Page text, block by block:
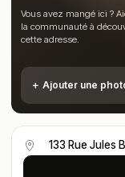
Vous avez mangé ici ?
la communauté à
cette adresse.
＋ Ajouter une
133 Rue Jules